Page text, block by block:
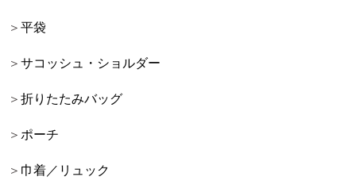
平袋
サコッシュ・ショルダー
折りたたみバッグ
ポーチ
巾着／リュック